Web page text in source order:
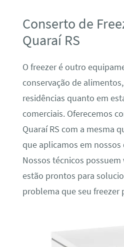
Conserto de
Quaraí RS
O freezer é outro
conservação de
residências quanto em
comerciais. Oferecemos
Quaraí RS com a mesma
que aplicamos em
Nossos técnicos possuem
estão prontos para
problema que seu freezer